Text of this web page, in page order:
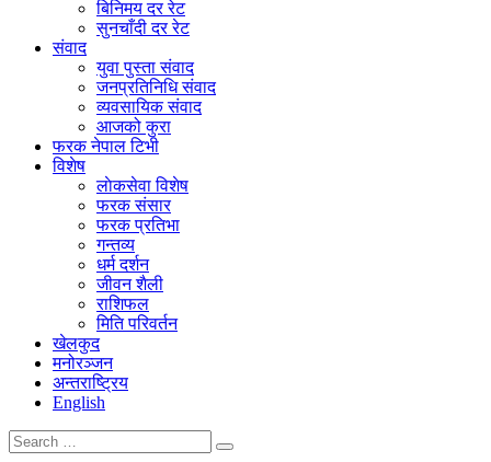
बिनिमय दर रेट
सुनचाँदी दर रेट
संवाद
युवा पुस्ता संवाद
जनप्रतिनिधि संवाद
व्यवसायिक संवाद
आजको कुरा
फरक नेपाल टिभी
विशेष
लाेकसेवा विशेष
फरक संसार
फरक प्रतिभा
गन्तव्य
धर्म दर्शन
जीवन शैली
राशिफल
मिति परिवर्तन
खेलकुद
मनोरञ्जन
अन्तराष्ट्रिय
English